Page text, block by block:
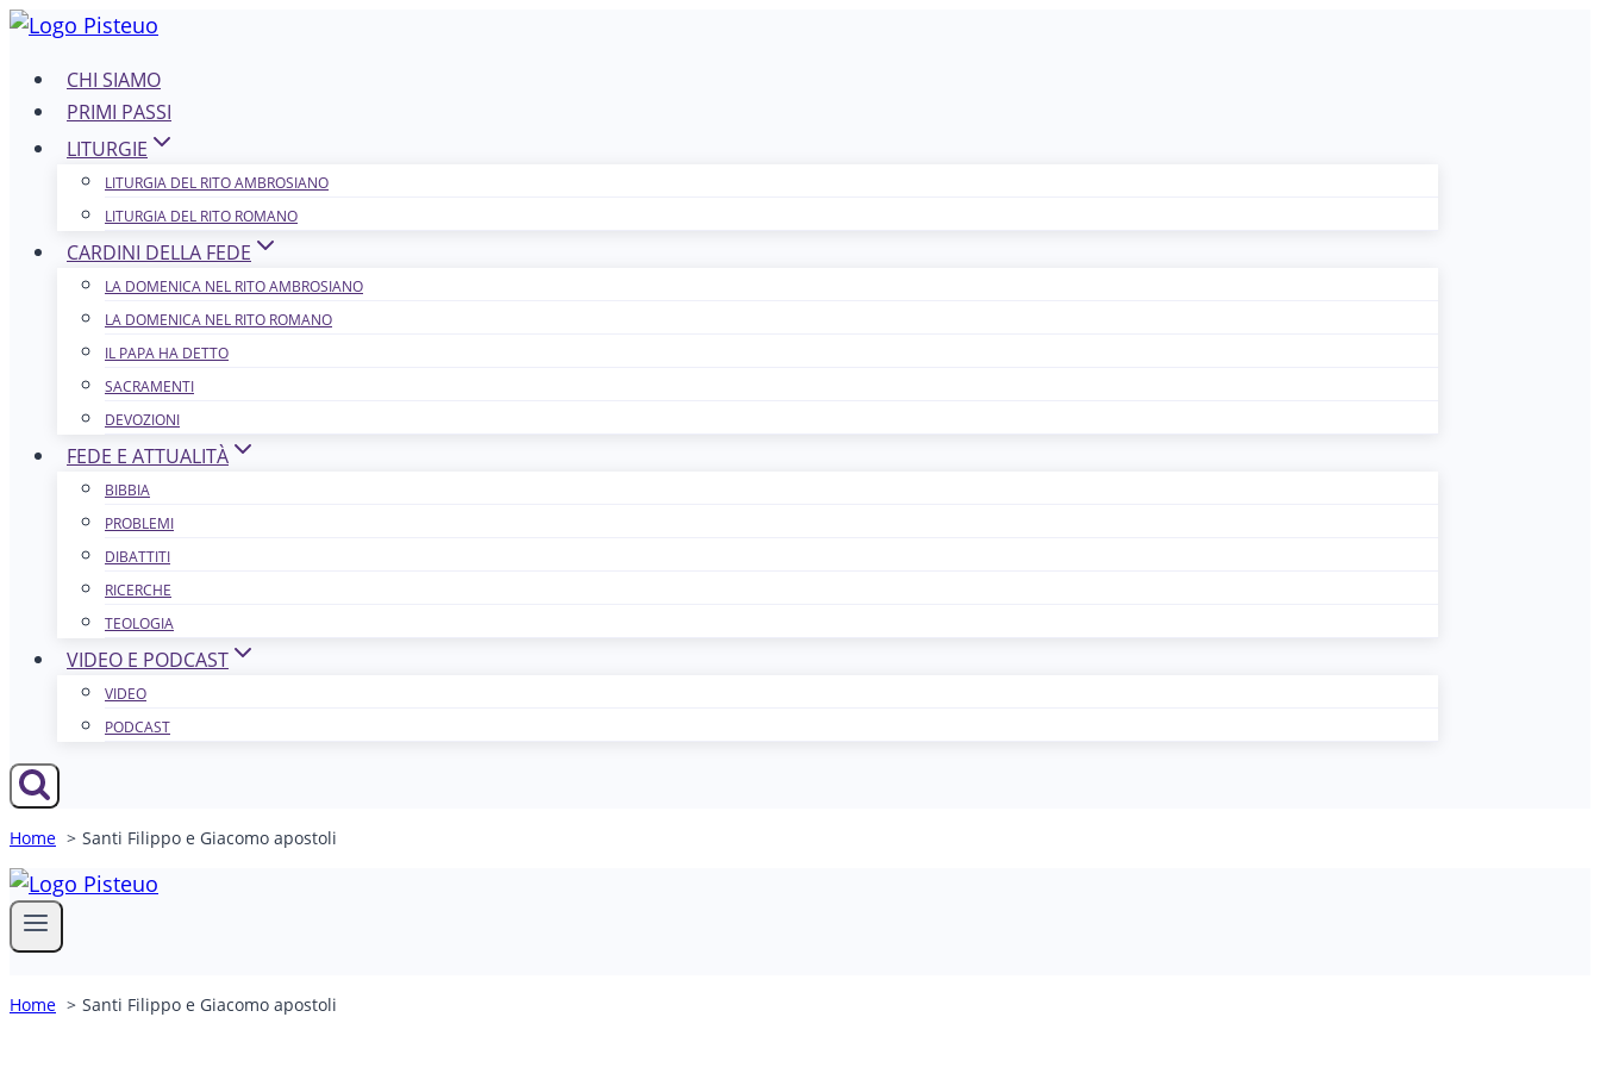
Salta
contenutoCHI SIAMO
PRIMI PASSI
LITURGIE
LITURGIA DEL RITO AMBROSIANO
LITURGIA DEL RITO ROMANO
CARDINI DELLA FEDE
LA DOMENICA NEL R​​​​​​ITO AMBROSIANO
LA DOMENICA NEL RITO ROMANO
IL PAPA HA DETTO
SACRAMENTI
DEVOZIONI
FEDE E ATTUALITÀ
BIBBIA
PROBLEMI
DIBATTITI
RICERCHE
TEOLOGIA
VIDEO E PODCAST
VIDEO
PODCAST
Home Santi Filippo e Giacomo apostoli
Home Santi Filippo e Giacomo apostoli